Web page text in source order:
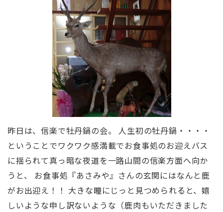
昨日は、信楽で牡丹鍋の会。 人生初の牡丹鍋・・・・
ということでワクワク感満載でお食事処のお迎えバス
に揺られて真っ暗な夜道を一路山間の信楽方面へ向か
うと、 お食事処『あさみや』さんの玄関にはなんと鹿
がお出迎え！！ 大きな瞳にじっと見つめられると、嬉
しいような申し訳ないような（鹿肉もいただきました